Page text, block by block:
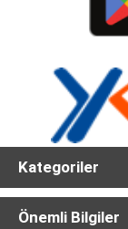
Kategoriler
Önemli Bilgiler